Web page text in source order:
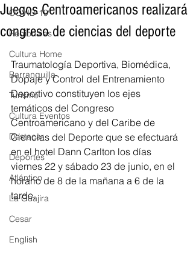
COVID-19
Regionales
Cultura Home
Barranquilla
Turismo
Cultura Eventos
Destacar
Deportes
Atlántico
La Guajira
Cesar
English
Juegos Centroamericanos realizará
congreso de ciencias del deporte
Traumatología Deportiva, Biomédica,
Dopaje y Control del Entrenamiento
Deportivo constituyen los ejes
temáticos del Congreso
Centroamericano y del Caribe de
Ciencias del Deporte que se efectuará
en el hotel Dann Carlton los días
viernes 22 y sábado 23 de junio, en el
horario de 8 de la mañana a 6 de la
tarde.